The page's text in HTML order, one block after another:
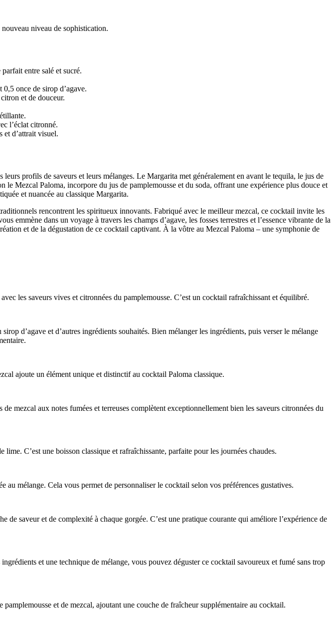
niveau de sophistication.
entre salé et sucré.
once de sirop d’agave.
et de douceur.
l’éclat citronné.
et d’attrait visuel.
profils de saveurs et leurs mélanges. Le Margarita met généralement en avant le tequila, le jus de
Mezcal Paloma, incorpore du jus de pamplemousse et du soda, offrant une expérience plus douce et
et nuancée au classique Margarita.
rencontrent les spiritueux innovants. Fabriqué avec le meilleur mezcal, ce cocktail invite les
emmène dans un voyage à travers les champs d’agave, les fosses terrestres et l’essence vibrante de la
et de la dégustation de ce cocktail captivant. À la vôtre au Mezcal Paloma – une symphonie de
les saveurs vives et citronnées du pamplemousse. C’est un cocktail rafraîchissant et équilibré.
d’agave et d’autres ingrédients souhaités. Bien mélanger les ingrédients, puis verser le mélange
ajoute un élément unique et distinctif au cocktail Paloma classique.
mezcal aux notes fumées et terreuses complètent exceptionnellement bien les saveurs citronnées du
C’est une boisson classique et rafraîchissante, parfaite pour les journées chaudes.
mélange. Cela vous permet de personnaliser le cocktail selon vos préférences gustatives.
saveur et de complexité à chaque gorgée. C’est une pratique courante qui améliore l’expérience de
et une technique de mélange, vous pouvez déguster ce cocktail savoureux et fumé sans trop
et de mezcal, ajoutant une couche de fraîcheur supplémentaire au cocktail.